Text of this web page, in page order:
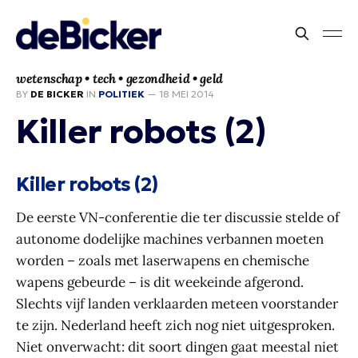
wetenschap • tech • gezondheid • geld
BY DE BICKER IN POLITIEK — 18 MEI 2014
Killer robots (2)
Killer robots (2)
De eerste VN-conferentie die ter discussie stelde of
autonome dodelijke machines verbannen moeten
worden – zoals met laserwapens en chemische
wapens gebeurde – is dit weekeinde afgerond.
Slechts vijf landen verklaarden meteen voorstander
te zijn. Nederland heeft zich nog niet uitgesproken.
Niet onverwacht: dit soort dingen gaat meestal niet